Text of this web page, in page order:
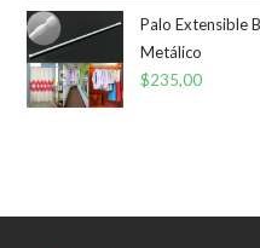
original
Palo Extensible
Metálico
$235,00